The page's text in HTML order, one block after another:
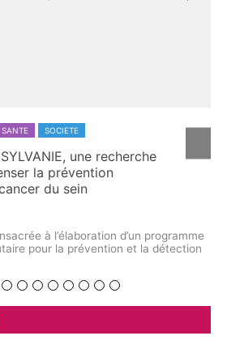
ACTUALITE ECONOMIE
au Cameroun : quand la
potentiel caché des plantes
d’une discipline située au